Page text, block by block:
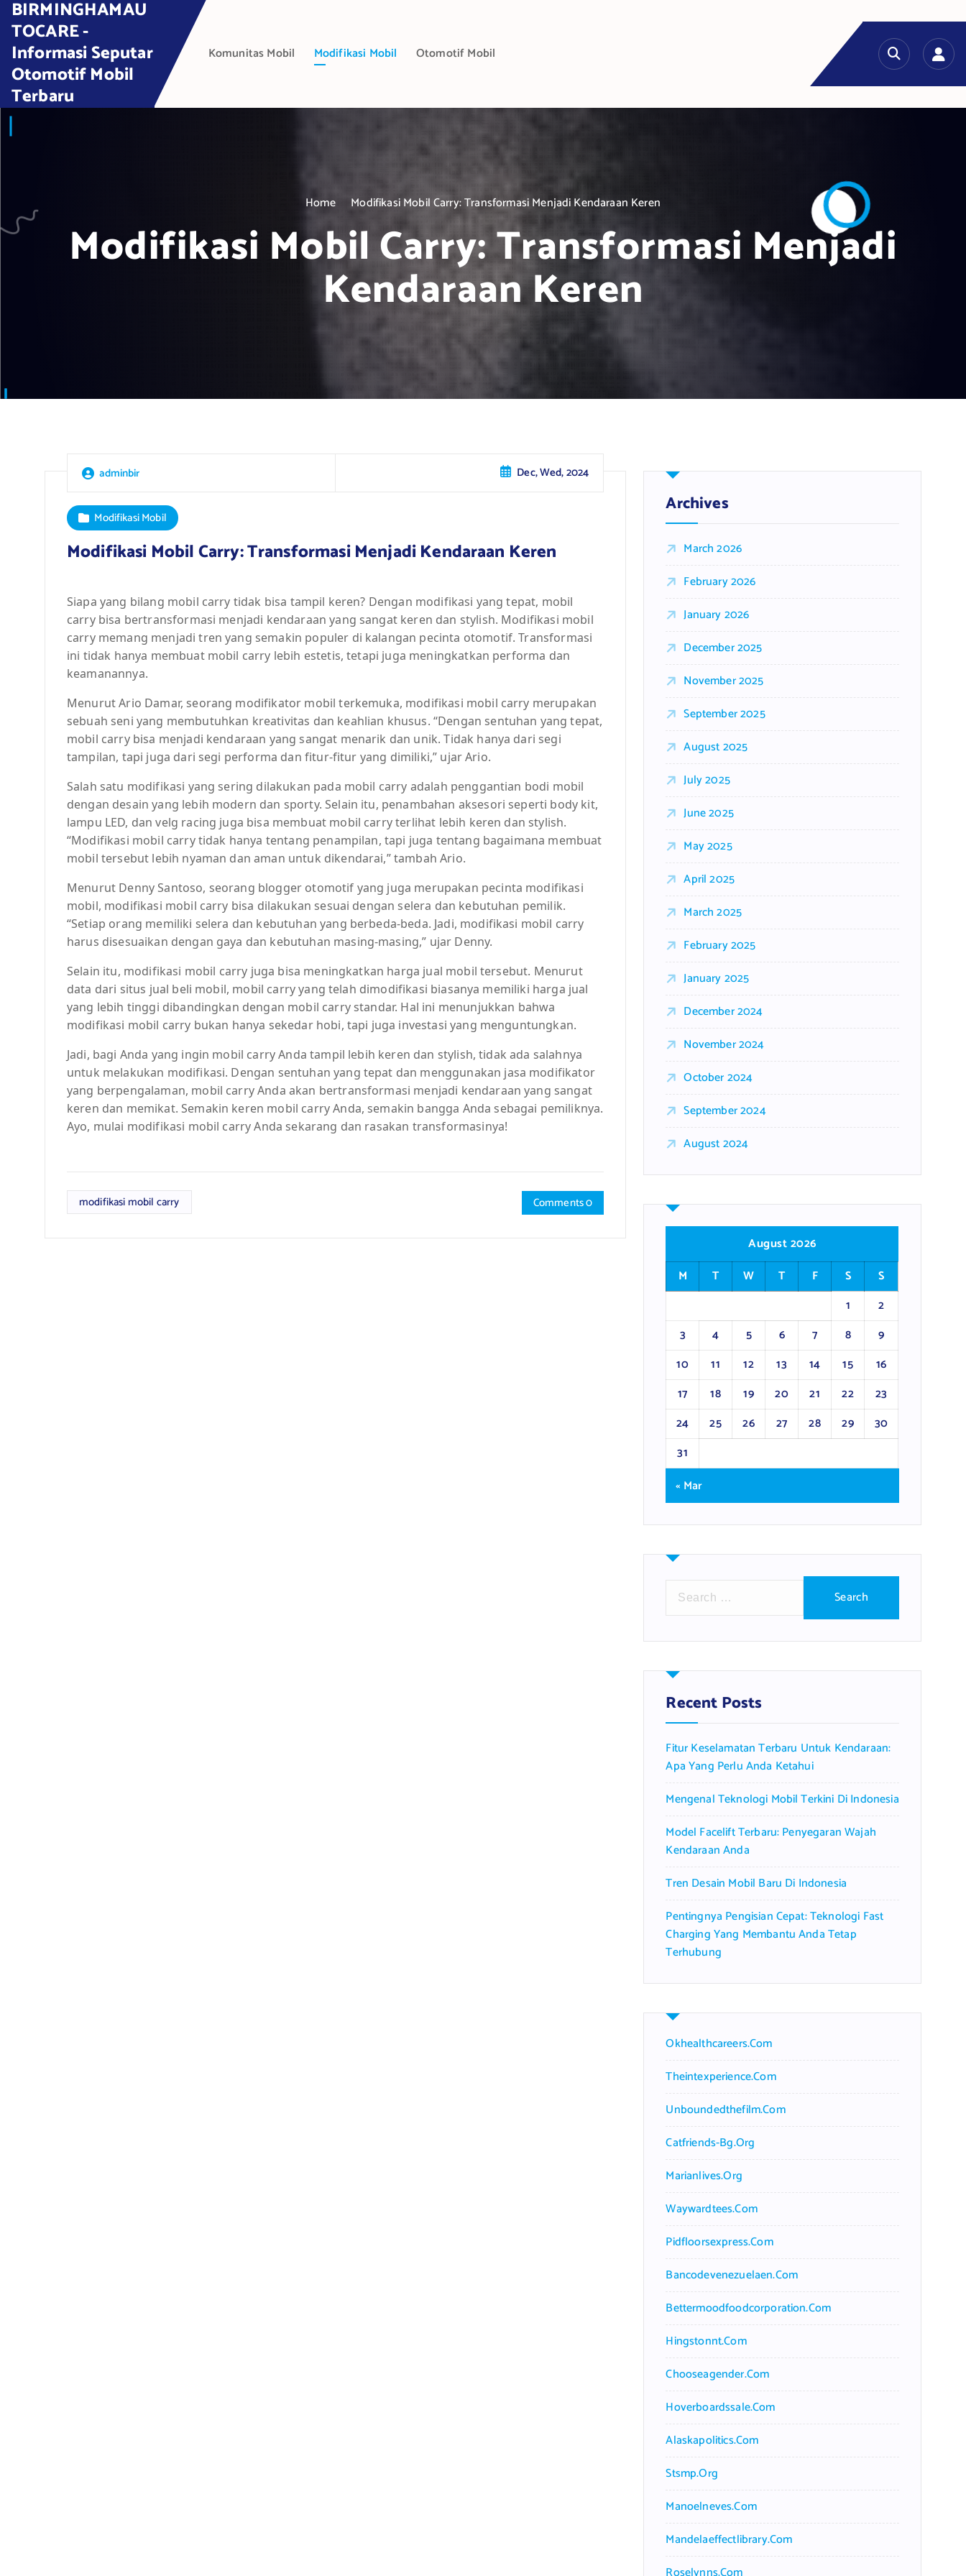
t
BIRMINGHAMAU
TOCARE -
Informasi Seputar
Otomotif Mobil
Terbaru
Komunitas Mobil Modifikasi Mobil Otomotif Mobil
Home Modifikasi Mobil Carry: Transformasi Menjadi Kendaraan Keren
Modifikasi Mobil Carry: Transformasi Menjadi
Kendaraan Keren
adminbir Dec, Wed, 2024
Modifikasi Mobil
Modifikasi Mobil Carry: Transformasi Menjadi Kendaraan Keren
Siapa yang bilang mobil carry tidak bisa tampil keren? Dengan modifikasi yang tepat, mobil
carry bisa bertransformasi menjadi kendaraan yang sangat keren dan stylish. Modifikasi mobil
carry memang menjadi tren yang semakin populer di kalangan pecinta otomotif. Transformasi
ini tidak hanya membuat mobil carry lebih estetis, tetapi juga meningkatkan performa dan
keamanannya.
Menurut Ario Damar, seorang modifikator mobil terkemuka, modifikasi mobil carry merupakan
sebuah seni yang membutuhkan kreativitas dan keahlian khusus. “Dengan sentuhan yang tepat,
mobil carry bisa menjadi kendaraan yang sangat menarik dan unik. Tidak hanya dari segi
tampilan, tapi juga dari segi performa dan fitur-fitur yang dimiliki,” ujar Ario.
Salah satu modifikasi yang sering dilakukan pada mobil carry adalah penggantian bodi mobil
dengan desain yang lebih modern dan sporty. Selain itu, penambahan aksesori seperti body kit,
lampu LED, dan velg racing juga bisa membuat mobil carry terlihat lebih keren dan stylish.
“Modifikasi mobil carry tidak hanya tentang penampilan, tapi juga tentang bagaimana membuat
mobil tersebut lebih nyaman dan aman untuk dikendarai,” tambah Ario.
Menurut Denny Santoso, seorang blogger otomotif yang juga merupakan pecinta modifikasi
mobil, modifikasi mobil carry bisa dilakukan sesuai dengan selera dan kebutuhan pemilik.
“Setiap orang memiliki selera dan kebutuhan yang berbeda-beda. Jadi, modifikasi mobil carry
harus disesuaikan dengan gaya dan kebutuhan masing-masing,” ujar Denny.
Selain itu, modifikasi mobil carry juga bisa meningkatkan harga jual mobil tersebut. Menurut
data dari situs jual beli mobil, mobil carry yang telah dimodifikasi biasanya memiliki harga jual
yang lebih tinggi dibandingkan dengan mobil carry standar. Hal ini menunjukkan bahwa
modifikasi mobil carry bukan hanya sekedar hobi, tapi juga investasi yang menguntungkan.
Jadi, bagi Anda yang ingin mobil carry Anda tampil lebih keren dan stylish, tidak ada salahnya
untuk melakukan modifikasi. Dengan sentuhan yang tepat dan menggunakan jasa modifikator
yang berpengalaman, mobil carry Anda akan bertransformasi menjadi kendaraan yang sangat
keren dan memikat. Semakin keren mobil carry Anda, semakin bangga Anda sebagai pemiliknya.
Ayo, mulai modifikasi mobil carry Anda sekarang dan rasakan transformasinya!
modifikasi mobil carry Comments 0
Archives
March 2026
February 2026
January 2026
December 2025
November 2025
September 2025
August 2025
July 2025
June 2025
May 2025
April 2025
March 2025
February 2025
January 2025
December 2024
November 2024
October 2024
September 2024
August 2024
August 2026
M
T W T F S
S
1
2
3
4 5 6 7 8
9
10
11 12 13 14 15
16
17
18 19 20 21 22
23
24
25 26 27 28 29
30
31
« Mar
r
h
f
o
:
Recent Posts
Fitur Keselamatan Terbaru Untuk Kendaraan:
Apa Yang Perlu Anda Ketahui
Mengenal Teknologi Mobil Terkini Di Indonesia
Model Facelift Terbaru: Penyegaran Wajah
Kendaraan Anda
Tren Desain Mobil Baru Di Indonesia
Pentingnya Pengisian Cepat: Teknologi Fast
Charging Yang Membantu Anda Tetap
Terhubung
Okhealthcareers.com
Theintexperience.com
Unboundedthefilm.com
Catfriends-Bg.org
Marianlives.org
Waywardtees.com
Pidfloorsexpress.com
Bancodevenezuelaen.com
Bettermoodfoodcorporation.com
Hingstonnt.com
Chooseagender.com
Hoverboardssale.com
Alaskapolitics.com
Stsmp.org
Manoelneves.com
Mandelaeffectlibrary.com